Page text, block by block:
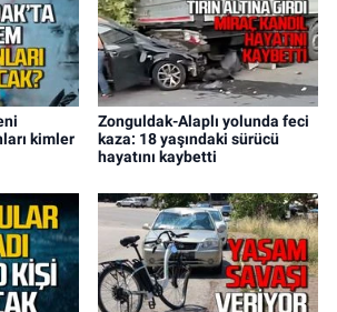
kimler
Zonguldak-Alaplı yolunda feci
kaza: 18 yaşındaki sürücü
hayatını kaybetti